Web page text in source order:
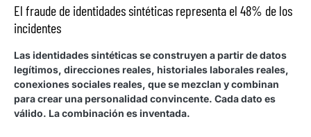
El fraude de identidades sintéticas representa el 48% de los
incidentes
Las identidades sintéticas se construyen a partir de datos
legítimos, direcciones reales, historiales laborales reales,
conexiones sociales reales, que se mezclan y combinan
para crear una personalidad convincente. Cada dato es
válido. La combinación es inventada.